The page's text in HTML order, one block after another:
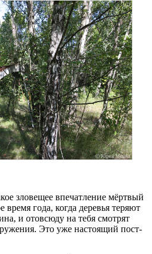
зловещее впечатление мёртвый
время года, когда деревья теряют
и отовсюду на тебя смотрят
Это уже настоящий пост-